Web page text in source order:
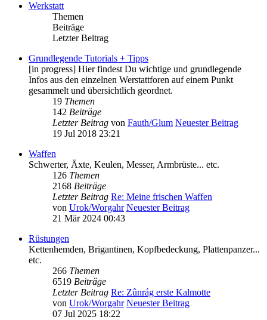
Werkstatt
Themen
Beiträge
Letzter Beitrag
Grundlegende Tutorials + Tipps
[in progress] Hier findest Du wichtige und grundlegende
Infos aus den einzelnen Werstattforen auf einem Punkt
gesammelt und übersichtlich geordnet.
19 Themen
142 Beiträge
Letzter Beitrag von Fauth/Glum Neuester Beitrag
19 Jul 2018 23:21
Waffen
Schwerter, Äxte, Keulen, Messer, Armbrüste... etc.
126 Themen
2168 Beiträge
Letzter Beitrag Re: Meine frischen Waffen
von Urok/Worgahr Neuester Beitrag
21 Mär 2024 00:43
Rüstungen
Kettenhemden, Brigantinen, Kopfbedeckung, Plattenpanzer...
etc.
266 Themen
6519 Beiträge
Letzter Beitrag Re: Zûnrág erste Kalmotte
von Urok/Worgahr Neuester Beitrag
07 Jul 2025 18:22